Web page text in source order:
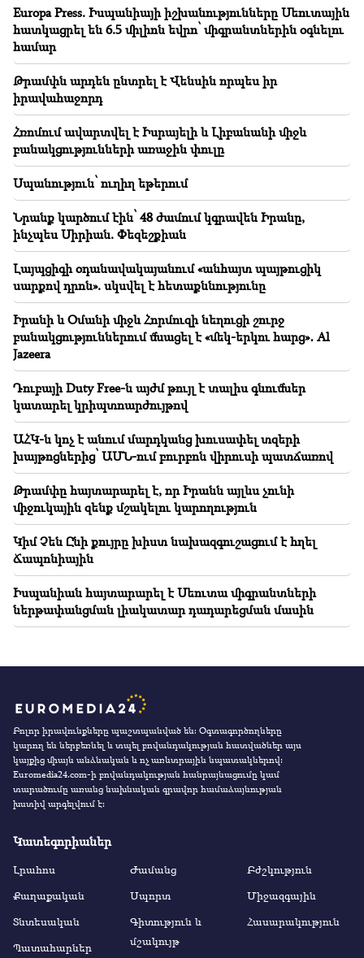
19:46
Գումարը կհոսի այս կենդանակերպի նշանների
ձեռքը. ո՞վ կհարստանա
19:37 Կարևոր
Ազատություն Բաքվի բանտերում գտնվող բոլոր
հայերին․ Աբրահամյան
19:28 Կարևոր
Ձեր առաջնորդությամբ ՀՀ Կառավարությունը
կշարունակի կառուցողական դեր խաղալ
տարածաշրջանային խաղաղության գործում.
Գուտերեշը՝ Փաշինյանին
18:35
Ռուսաստանը պատրաստ է շարունակել
Հայաստանի երկաթուղիների կոնցեսիոն
կառավարումը. Օվերչուկ
18:21
Հայաստանյան ապրանքների՝ ՌԴ շուկա
արտահանման անհիմն սահմանափակումները
մտահոգիչ են. Ռուբինյանը՝ Մատվիենկոյին
Europa Press. Իսպանիայի իշխանությունները Սեուտային
հատկացրել են 6.5 միլիոն եվրո՝ միգրանտներին օգնելու
համար
Թրամփն արդեն ընտրել է Վենսին որպես իր
իրավահաջորդ
Հռոմում ավարտվել է Իսրայելի և Լիբանանի միջև
բանակցությունների առաջին փուլը
Սպանություն՝ ուղիղ եթերում
Նրանք կարծում էին՝ 48 ժամում կգրավեն Իրանը,
ինչպես Սիրիան. Փեզեշքիան
Լայպցիգի օդանավակայանում «անհայտ պայթուցիկ
սարքով դրոն». սկսվել է հետաքննությունը
Իրանի և Օմանի միջև Հորմուզի նեղուցի շուրջ
բանակցություններում մնացել է «մեկ-երկու հարց»․ Al
Jazeera
Դուբայի Duty Free-ն այժմ թույլ է տալիս գնումներ
կատարել կրիպտոարժույթով
ԱՀԿ-ն կոչ է անում մարդկանց խուսափել տզերի
խայթոցներից՝ ԱՄՆ-ում բուրբոն վիրուսի պատճառով
Թրամփը հայտարարել է, որ Իրանն այլևս չունի
միջուկային զենք մշակելու կարողություն
Կիմ Չեն Ընի քույրը խիստ նախազգուշացում է հղել
Ճապոնիային
Իսպանիան հայտարարել է Սեուտա միգրանտների
ներթափանցման լիակատար դադարեցման մասին
Բոլոր իրավունքները պաշտպանված են։ Օգտագործողները
կարող են ներբեռնել և տպել բովանդակության հատվածներ այս
կայքից միայն անձնական և ոչ առևտրային նպատակներով:
Euromedia24.com-ի բովանդակության հանրայնացումը կամ
տարածումը առանց նախնական գրավոր համաձայնության
խստիվ արգելվում է:
Կատեգորիաներ
Լրահոս
Քաղաքական
Տնտեսական
Պատահարներ
Ժամանց
Սպորտ
Գիտություն և
մշակույթ
Բժշկություն
Միջազգային
Հասարակություն